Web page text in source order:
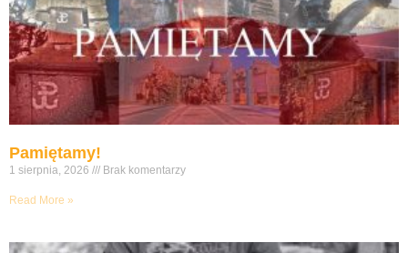
Pamiętamy!
1 sierpnia, 2026 Brak komentarzy
Read More »